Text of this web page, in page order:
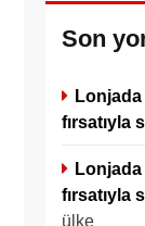
Son
fırsatıyla
fırsatıyla
ülke